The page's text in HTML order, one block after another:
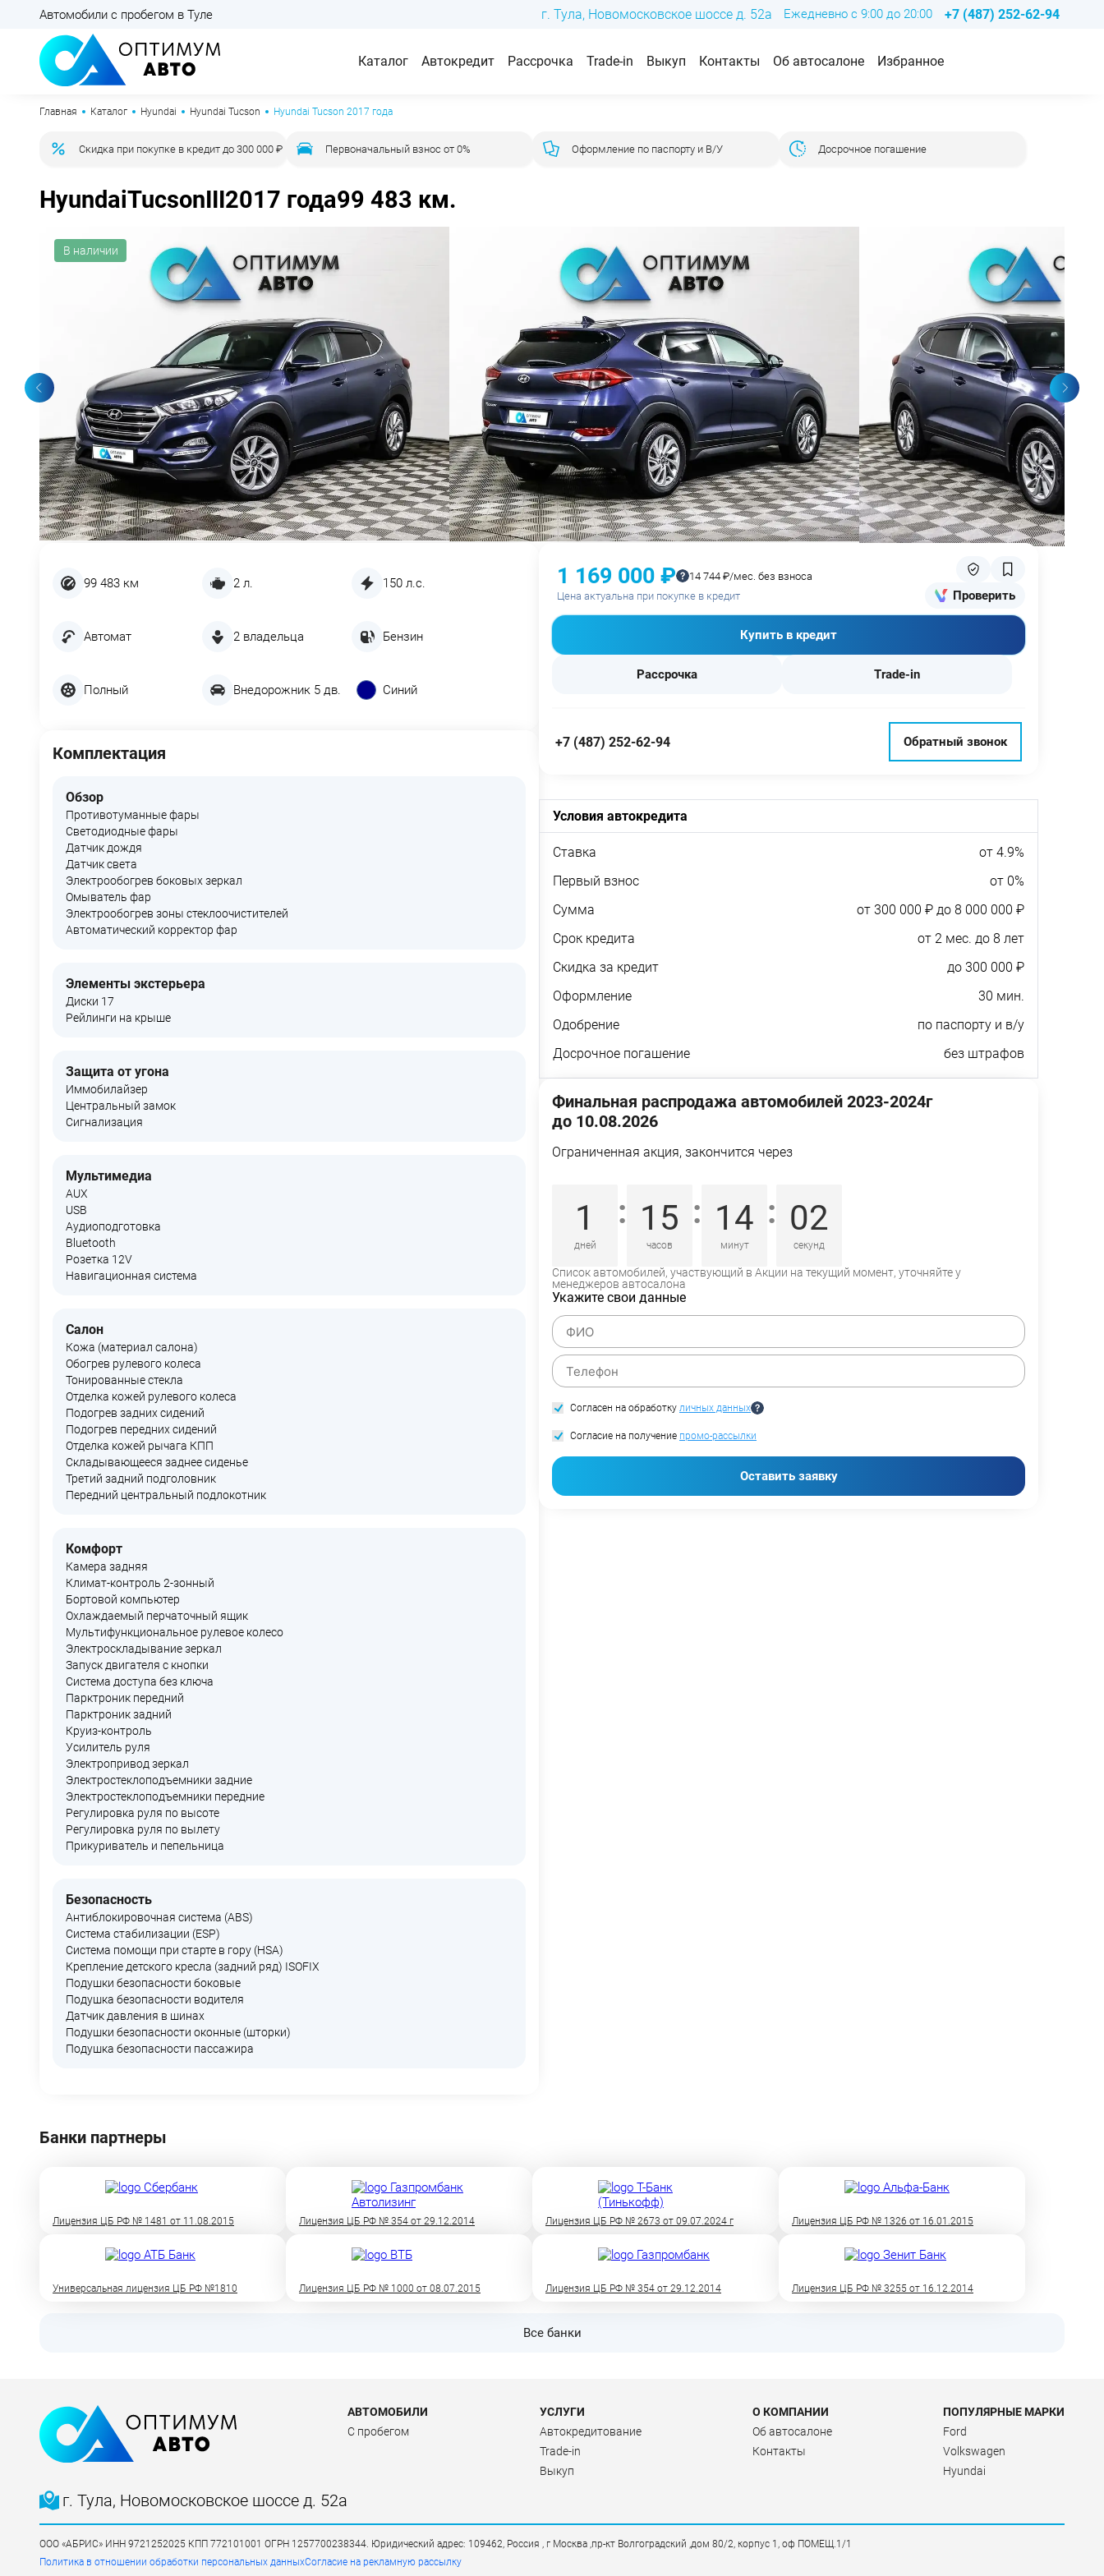
Автомобили с пробегом в Туле г. Тула, Новомосковское шоссе д. 52а Ежедневно с 9:00 до 20:00 +7 (487) 252-62-94
Каталог Автокредит Рассрочка Trade-in Выкуп Контакты Об автосалоне Избранное
Главная Каталог Hyundai Hyundai Tucson Hyundai Tucson 2017 года
Скидка при покупке в кредит до 300 000 ₽ Первоначальный взнос от 0% Оформление по паспорту и В/У Досрочное погашение
HyundaiTucsonIII2017 года99 483 км.
В наличии
99 483 км 2 л. 150 л.с.
Автомат 2 владельца Бензин
Полный Внедорожник 5 дв. Синий
Комплектация
Обзор
Противотуманные фары
Светодиодные фары
Датчик дождя
Датчик света
Электрообогрев боковых зеркал
Омыватель фар
Электрообогрев зоны стеклоочистителей
Автоматический корректор фар
Элементы экстерьера
Диски 17
Рейлинги на крыше
Защита от угона
Иммобилайзер
Центральный замок
Сигнализация
Мультимедиа
AUX
USB
Аудиоподготовка
Bluetooth
Розетка 12V
Навигационная система
Салон
Кожа (материал салона)
Обогрев рулевого колеса
Тонированные стекла
Отделка кожей рулевого колеса
Подогрев задних сидений
Подогрев передних сидений
Отделка кожей рычага КПП
Складывающееся заднее сиденье
Третий задний подголовник
Передний центральный подлокотник
Комфорт
Камера задняя
Климат-контроль 2-зонный
Бортовой компьютер
Охлаждаемый перчаточный ящик
Мультифункциональное рулевое колесо
Электроскладывание зеркал
Запуск двигателя с кнопки
Система доступа без ключа
Парктроник передний
Парктроник задний
Круиз-контроль
Усилитель руля
Электропривод зеркал
Электростеклоподъемники задние
Электростеклоподъемники передние
Регулировка руля по высоте
Регулировка руля по вылету
Прикуриватель и пепельница
Безопасность
Антиблокировочная система (ABS)
Система стабилизации (ESP)
Система помощи при старте в гору (HSA)
Крепление детского кресла (задний ряд) ISOFIX
Подушки безопасности боковые
Подушка безопасности водителя
Датчик давления в шинах
Подушки безопасности оконные (шторки)
Подушка безопасности пассажира
1 169 000 ₽
14 744 ₽/мес. без взноса
Цена актуальна при покупке в кредит
Проверить
Купить в кредит
Рассрочка Trade-in
+7 (487) 252-62-94 Обратный звонок
Условия автокредита
Ставка
от 4.9%
Первый взнос
от 0%
Сумма
от 300 000 ₽ до 8 000 000 ₽
Срок кредита
от 2 мес. до 8 лет
Скидка за кредит
до 300 000 ₽
Оформление
30 мин.
Одобрение
по паспорту и в/у
Досрочное погашение
без штрафов
Финальная распродажа автомобилей 2023-2024г
до 10.08.2026
Ограниченная акция, закончится через
1
дней
: 15
часов
: 14
минут
: 01
секунд
Список автомобилей, участвующий в Акции на текущий момент, уточняйте у
менеджеров автосалона
Укажите свои данные
Согласен на обработку личных данных
Согласие на получение промо-рассылки
Оставить заявку
Банки партнеры
Лицензия ЦБ РФ № 1481 от 11.08.2015 Лицензия ЦБ РФ № 354 от 29.12.2014 Лицензия ЦБ РФ № 2673 от 09.07.2024 г Лицензия ЦБ РФ № 1326 от 16.01.2015
Универсальная лицензия ЦБ РФ №1810 Лицензия ЦБ РФ № 1000 от 08.07.2015 Лицензия ЦБ РФ № 354 от 29.12.2014 Лицензия ЦБ РФ № 3255 от 16.12.2014
Все банки
АВТОМОБИЛИ
C пробегом
УСЛУГИ
Автокредитование
Trade-in
Выкуп
О КОМПАНИИ
Об автосалоне
Контакты
ПОПУЛЯРНЫЕ МАРКИ
Ford
Volkswagen
Hyundai
г. Тула, Новомосковское шоссе д. 52а
ООО «АБРИС» ИНН 9721252025 КПП 772101001 ОГРН 1257700238344. Юридический адрес: 109462, Россия , г Москва ,пр-кт Волгоградский ,дом 80/2, корпус 1, оф ПОМЕЩ.1/1
Политика в отношении обработки персональных данныхСогласие на рекламную рассылку